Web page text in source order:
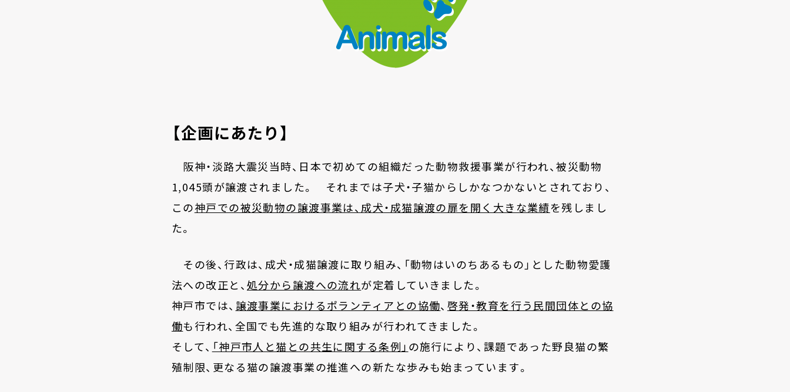
【企画にあたり】
阪神・淡路大震災当時、日本で初めての組織だった動物救援事業が行われ、被災動物
1,045頭が譲渡されました。 それまでは子犬・子猫からしかなつかないとされており、
この神戸での被災動物の譲渡事業は、成犬・成猫譲渡の扉を開く大きな業績を残しまし
た。
その後、行政は、成犬・成猫譲渡に取り組み、「動物はいのちあるもの」とした動物愛護
法への改正と、 処分から譲渡への流れが定着していきました。
神戸市では、 譲渡事業におけるポランティアとの協働、 啓発・教育を行う民間団体との協
働も行われ、全国でも先進的な取り組みが行われてきました。
そして、 「神戸市人と猫との共生に関する条例」 の施行により、課題であった野良猫の繁
殖制限、更なる猫の譲渡事業の推進への新たな歩みも始まっています。